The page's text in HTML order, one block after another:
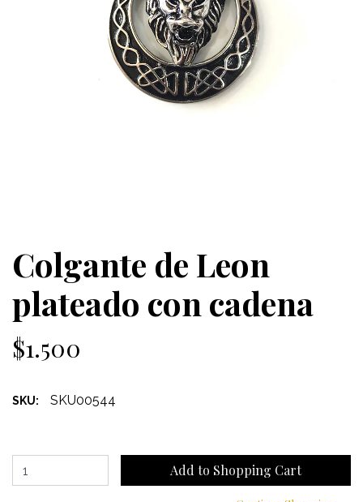
Colgante de Leon
plateado con cadena
$1.500
SKU: SKU00544